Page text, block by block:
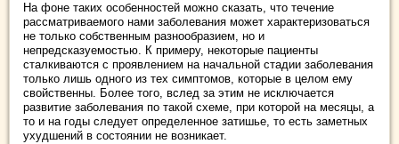
На фоне таких особенностей можно сказать, что течение
рассматриваемого нами заболевания может характеризоваться
не только собственным разнообразием, но и
непредсказуемостью. К примеру, некоторые пациенты
сталкиваются с проявлением на начальной стадии заболевания
только лишь одного из тех симптомов, которые в целом ему
свойственны. Более того, вслед за этим не исключается
развитие заболевания по такой схеме, при которой на месяцы, а
то и на годы следует определенное затишье, то есть заметных
ухудшений в состоянии не возникает.